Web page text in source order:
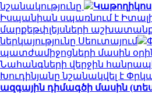
նշանակությունը
Իսպանիան սպառնում է
մարքեթփլեյսների
ներկայությունը Սեուտայում
պատժամիջոցների մասին
Նահանգների վերջին
Խուդինյանը նշանակվել է
ազգային դիմագծի մասին